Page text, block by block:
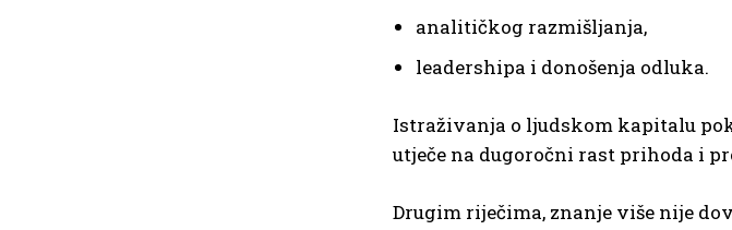
analitičkog razmišljanja,
leadershipa i donošenja odluka.
Istraživanja o ljudskom kapitalu
utječe na dugoročni rast prihoda i
Drugim riječima, znanje više nije